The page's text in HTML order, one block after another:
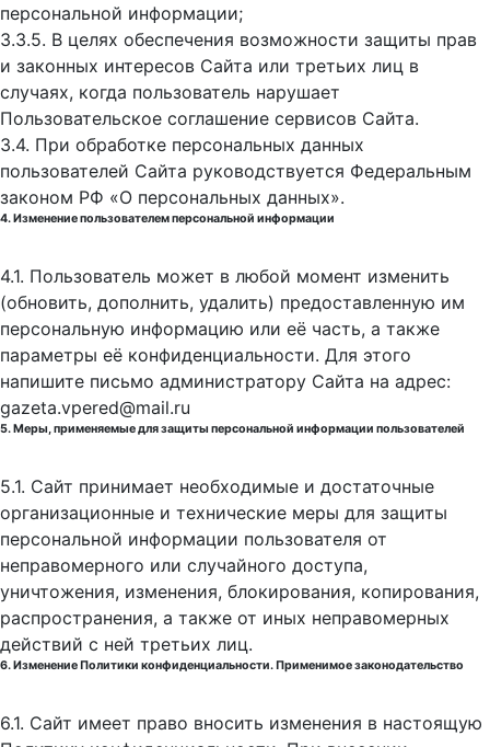
персональной информации;
3.3.5. В целях обеспечения возможности защиты прав
и законных интересов Сайта или третьих лиц в
случаях, когда пользователь нарушает
Пользовательское соглашение сервисов Сайта.
3.4. При обработке персональных данных
пользователей Сайта руководствуется Федеральным
законом РФ «О персональных данных».
4. Изменение пользователем персональной информации
4.1. Пользователь может в любой момент изменить
(обновить, дополнить, удалить) предоставленную им
персональную информацию или её часть, а также
параметры её конфиденциальности. Для этого
напишите письмо администратору Сайта на адрес:
gazeta.vpered@mail.ru
5. Меры, применяемые для защиты персональной информации пользователей
5.1. Сайт принимает необходимые и достаточные
организационные и технические меры для защиты
персональной информации пользователя от
неправомерного или случайного доступа,
уничтожения, изменения, блокирования, копирования,
распространения, а также от иных неправомерных
действий с ней третьих лиц.
6. Изменение Политики конфиденциальности. Применимое законодательство
6.1. Сайт имеет право вносить изменения в настоящую